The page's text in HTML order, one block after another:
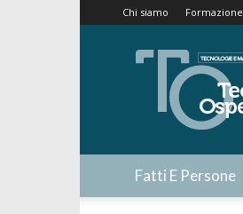
Chi siamo Formazione
Tecnica
Ospedaliera
Fatti E Persone